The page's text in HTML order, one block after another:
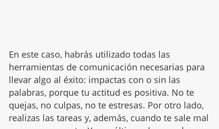
En este caso, habrás utilizado todas las
herramientas de comunicación necesarias para
llevar algo al éxito: impactas con o sin las
palabras, porque tu actitud es positiva. No te
quejas, no culpas, no te estresas. Por otro lado,
realizas las tareas y, además, cuando te sale mal